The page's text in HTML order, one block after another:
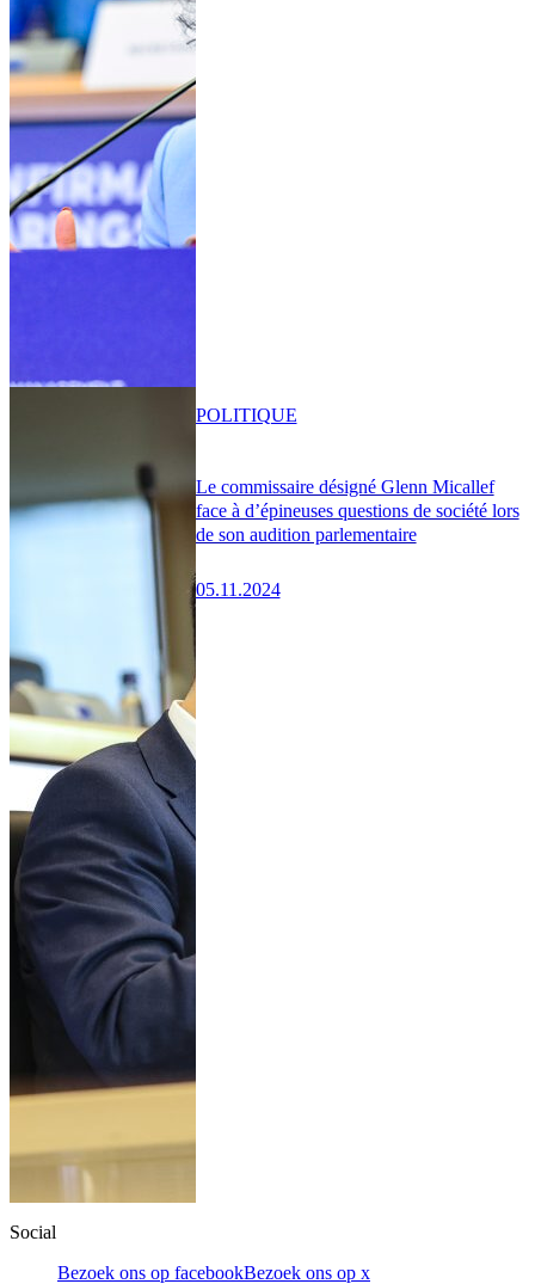
Le commissaire désigné Glenn Micallef
face à d’épineuses questions de société lors
de son audition parlementaire
05.11.2024
POLITIQUE
Social
Bezoek ons op facebookBezoek ons op x